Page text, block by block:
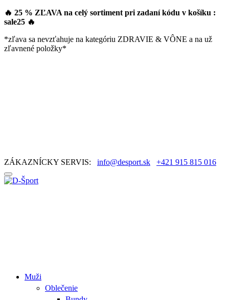
🔥 25 % ZĽAVA na celý sortiment pri zadaní kódu v košíku :
sale25 🔥
*zľava sa nevzťahuje na kategóriu ZDRAVIE & VÔNE a na už
zľavnené položky*
ZÁKAZNÍCKY SERVIS: info@desport.sk +421 915 815 016
Muži
Oblečenie